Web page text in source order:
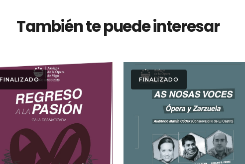
También te puede interesar
Ver
FINALIZADO
Ver
FINALIZADO